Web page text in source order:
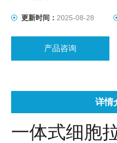
更新时间： 2025-08-28
产品咨询
详情
一体式细胞